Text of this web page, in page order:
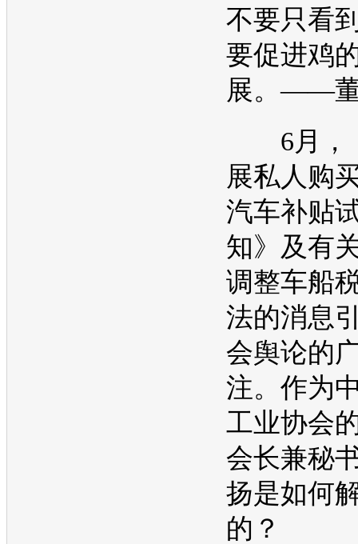
不要只看
要促进鸡
展。——
6月，
展私人购
汽车补贴
知》及有
调整车船
法的消息
会舆论的
注。作为
工业协会
会长兼秘
扬是如何
的？